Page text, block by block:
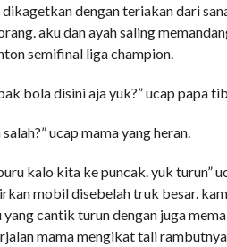
dengan teriakan dari
aku dan ayah saling
semifinal liga champion.
bola disini aja yuk?” ucap papa
salah?” ucap mama yang heran.
kalo kita ke puncak. yuk turun”
mobil disebelah truk besar.
cantik turun dengan juga
mama mengikat tali